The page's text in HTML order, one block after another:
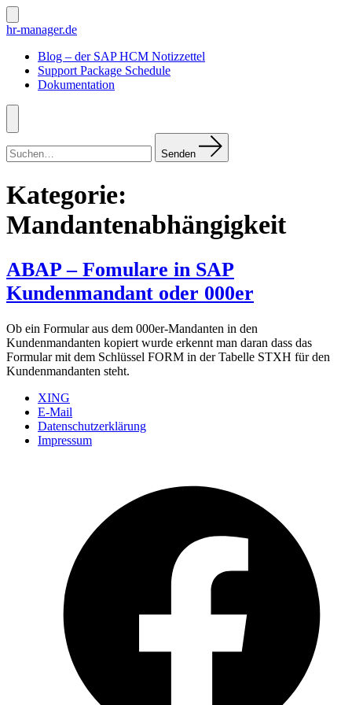
Zum
Inhalt
Suche
ein-/ausblenden
hr-manager.de
Blog – der SAP HCM Notizzettel
Support Package Schedule
Dokumentation
Menü
nach:
Senden
Kategorie:
Mandantenabhängigkeit
ABAP – Fomulare in SAP
Kundenmandant oder 000er
Ob ein Formular aus dem 000er-Mandanten in den
Kundenmandanten kopiert wurde erkennt man daran dass das
Formular mit dem Schlüssel FORM in der Tabelle STXH für den
Kundenmandanten steht.
XING
E-Mail
Datenschutzerklärung
Impressum